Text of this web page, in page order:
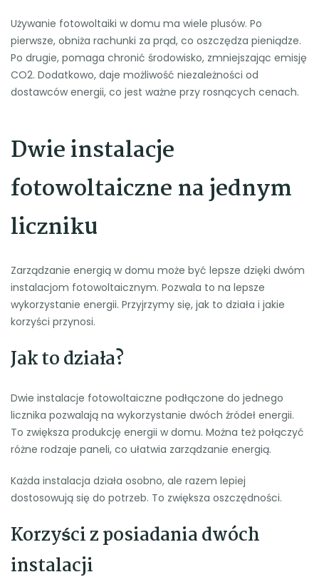
Używanie fotowoltaiki w domu ma wiele plusów. Po
pierwsze, obniża rachunki za prąd, co oszczędza pieniądze.
Po drugie, pomaga chronić środowisko, zmniejszając emisję
CO2. Dodatkowo, daje możliwość niezależności od
dostawców energii, co jest ważne przy rosnących cenach.
Dwie instalacje
fotowoltaiczne na jednym
liczniku
Zarządzanie energią w domu może być lepsze dzięki dwóm
instalacjom fotowoltaicznym. Pozwala to na lepsze
wykorzystanie energii. Przyjrzymy się, jak to działa i jakie
korzyści przynosi.
Jak to działa?
Dwie instalacje fotowoltaiczne podłączone do jednego
licznika pozwalają na wykorzystanie dwóch źródeł energii.
To zwiększa produkcję energii w domu. Można też połączyć
różne rodzaje paneli, co ułatwia zarządzanie energią.
Każda instalacja działa osobno, ale razem lepiej
dostosowują się do potrzeb. To zwiększa oszczędności.
Korzyści z posiadania dwóch
instalacji